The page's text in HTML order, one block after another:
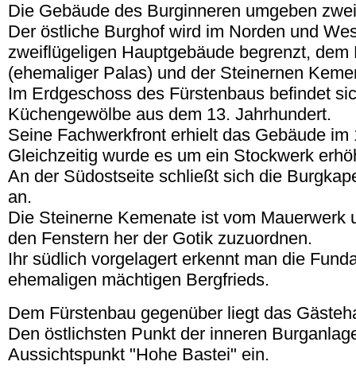
Die Gebäude des Burginneren umgeben
Der östliche Burghof wird im Norden und
zweiflügeligen Hauptgebäude begrenzt, dem
(ehemaliger Palas) und der Steinernen
Im Erdgeschoss des Fürstenbaus befindet
Küchengewölbe aus dem 13. Jahrhundert.
Seine Fachwerkfront erhielt das Gebäude im
Gleichzeitig wurde es um ein Stockwerk
An der Südostseite schließt sich die
an.
Die Steinerne Kemenate ist vom Mauerwerk
den Fenstern her der Gotik zuzuordnen.
Ihr südlich vorgelagert erkennt man die
ehemaligen mächtigen Bergfrieds.
Dem Fürstenbau gegenüber liegt das
Den östlichsten Punkt der inneren
Aussichtspunkt "Hohe Bastei" ein.